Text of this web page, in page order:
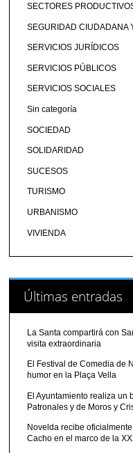
SECTORES
SEGURIDAD CIUDADANA
SERVICIOS JURÍDICOS
SERVICIOS PÚBLICOS
SERVICIOS SOCIALES
Sin categoría
SOCIEDAD
SOLIDARIDAD
SUCESOS
TURISMO
URBANISMO
VIVIENDA
Últimas entradas
La Santa compartirá con
visita extraordinaria
El Festival de Comedia de
humor en la Plaça Vella
El Ayuntamiento realiza un
Patronales y de Moros y
Novelda recibe
Cacho en el marco de la